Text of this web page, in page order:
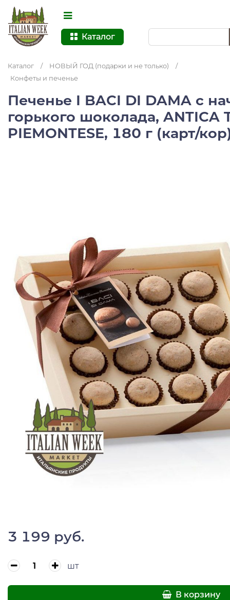
Каталог
Каталог / НОВЫЙ ГОД (подарки и не только)
/
Конфеты и печенье
Печенье I BACI DI DAMA с
горького шоколада, ANTICA
PIEMONTESE, 180 г (карт/
3 199 руб.
шт
В корзину